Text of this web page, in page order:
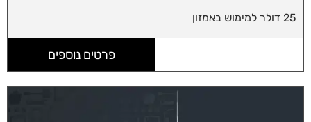
25 דולר למימוש באמזון
פרטים נוספים